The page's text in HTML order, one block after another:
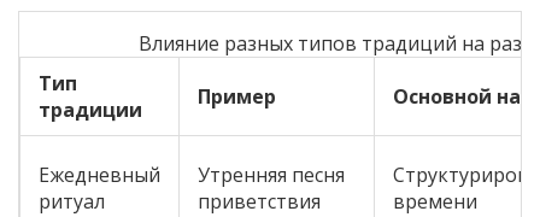
Влияние разных типов традиций на
Тип
традиции
Пример Основной
Ежедневный
ритуал
Утренняя песня
приветствия
времени